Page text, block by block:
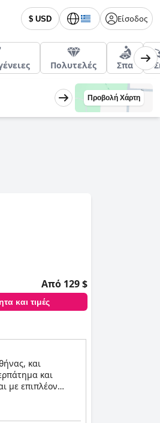
$ USD Είσοδος
Πολυτελές Σπα
Προβολή Χάρτη
Από 129 $
και τιμές
και
και
με επιπλέον
και 550